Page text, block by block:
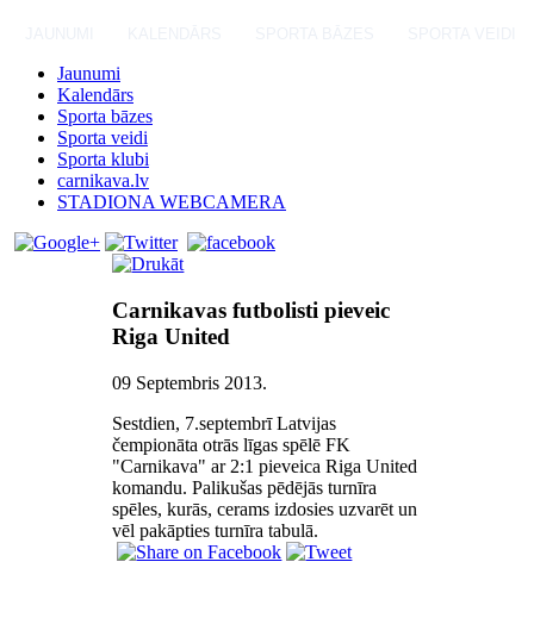
Jaunumi
Kalendārs
Sporta bāzes
Sporta veidi
Sporta klubi
carnikava.lv
STADIONA WEBCAMERA
Carnikavas futbolisti pieveic
Riga United
09 Septembris 2013.
Sestdien, 7.septembrī Latvijas
čempionāta otrās līgas spēlē FK
"Carnikava" ar 2:1 pieveica Riga United
komandu. Palikušas pēdējās turnīra
spēles, kurās, cerams izdosies uzvarēt un
vēl pakāpties turnīra tabulā.